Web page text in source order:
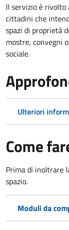
Il servizio è rivolto
cittadini che
spazi di proprietà
mostre, convegni
sociale.
Ulteriori
Come
Prima di inoltrare
spazio.
Moduli da